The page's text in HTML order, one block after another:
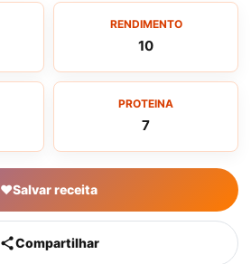
RENDIMENTO
10
PROTEINA
7
♥Salvar receita
Compartilhar